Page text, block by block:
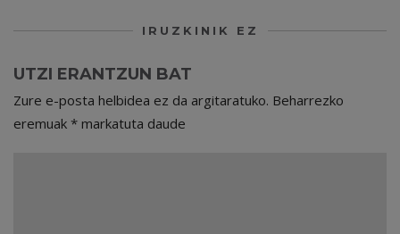
IRUZKINIK EZ
UTZI ERANTZUN BAT
Zure e-posta helbidea ez da argitaratuko. Beharrezko
eremuak * markatuta daude